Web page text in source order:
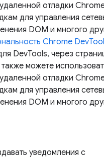
отладки
для управления
DOM и многого
Chrome
DevTools, через
можете
отладки
для управления
DOM и многого
уведомления с